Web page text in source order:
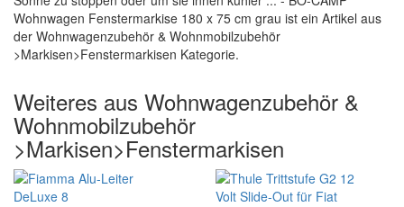
Wohnwagen Fenstermarkise 180 x 75 cm grau ist ein Artikel aus
der Wohnwagenzubehör & Wohnmobilzubehör
>Markisen>Fenstermarkisen Kategorie.
Weiteres aus Wohnwagenzubehör &
Wohnmobilzubehör
>Markisen>Fenstermarkisen